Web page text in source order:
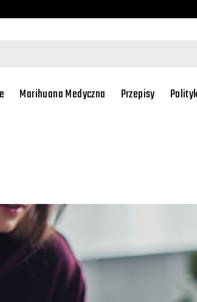
Marihuana Medyczna Przepisy